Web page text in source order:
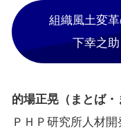
組織風土変
下幸之
的場正晃（まとば・
ＰＨＰ研究所人材